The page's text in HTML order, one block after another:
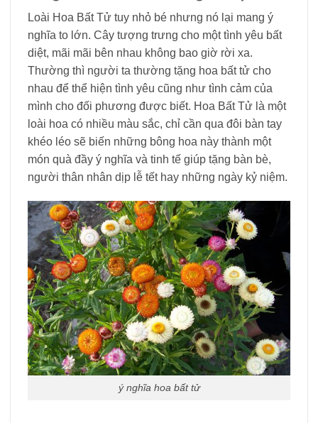
Loài Hoa Bất Tử tuy nhỏ bé nhưng nó lại mang ý
nghĩa to lớn. Cây tượng trưng cho một tình yêu bất
diệt, mãi mãi bên nhau không bao giờ rời xa.
Thường thì người ta thường tặng hoa bất tử cho
nhau để thể hiện tình yêu cũng như tình cảm của
mình cho đối phương được biết. Hoa Bất Tử là một
loài hoa có nhiều màu sắc, chỉ cần qua đôi bàn tay
khéo léo sẽ biến những bông hoa này thành một
món quà đầy ý nghĩa và tinh tế giúp tặng bàn bè,
người thân nhân dịp lễ tết hay những ngày kỷ niệm.
ý nghĩa hoa bất tử